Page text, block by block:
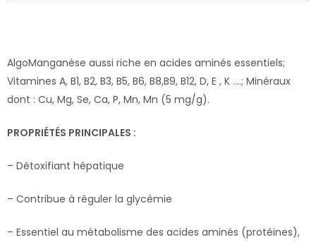
AlgoManganèse aussi riche en acides aminés essentiels;
Vitamines A, B1, B2, B3, B5, B6, B8,B9, B12, D, E , K ….; Minéraux
dont : Cu, Mg, Se, Ca, P, Mn, Mn (5 mg/g).
PROPRIÉTÉS PRINCIPALES :
– Détoxifiant hépatique
– Contribue à réguler la glycémie
– Essentiel au métabolisme des acides aminés (protéines),